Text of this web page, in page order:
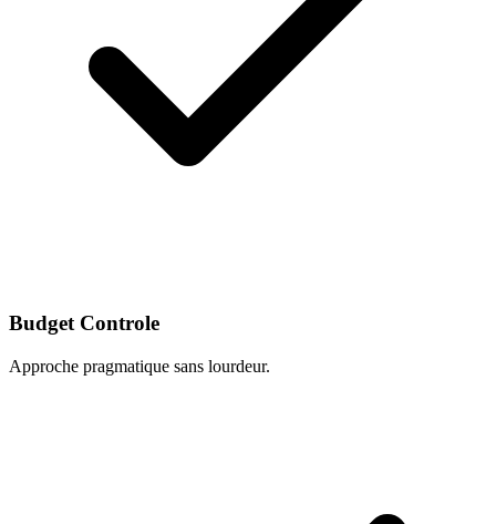
Budget Controle
Approche pragmatique sans lourdeur.